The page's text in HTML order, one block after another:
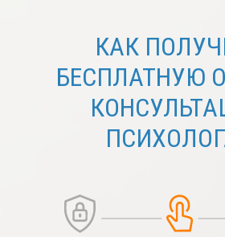
КАК
БЕСПЛАТНУЮ